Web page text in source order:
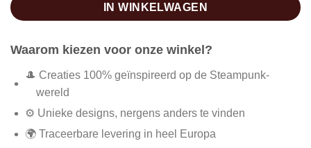
IN WINKELWAGEN
Waarom kiezen voor onze winkel?
🎩 Creaties 100% geïnspireerd op de Steampunk-
wereld
⚙️ Unieke designs, nergens anders te vinden
🌍 Traceerbare levering in heel Europa